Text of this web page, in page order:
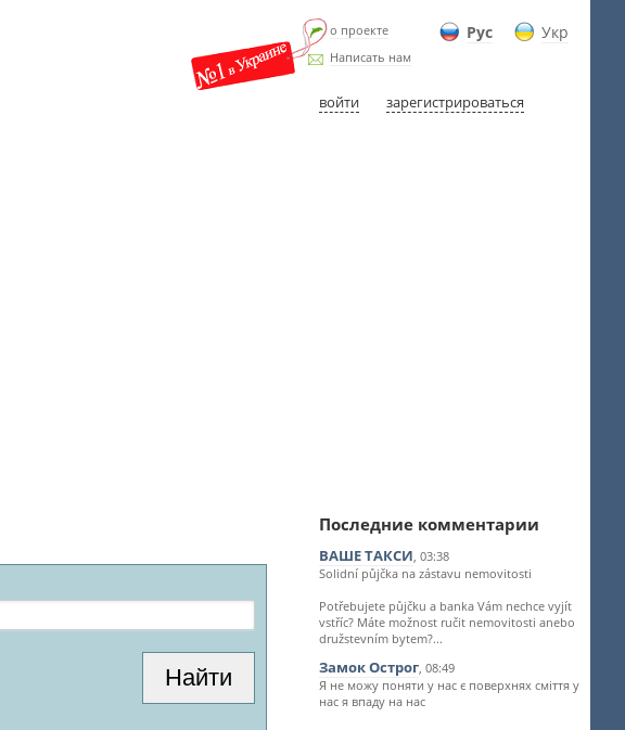
Рус Укр
о проекте
Написать нам
войти зарегистрироваться
Последние комментарии
ВАШЕ ТАКСИ, 03:38
Solidní půjčka na zástavu nemovitosti
Potřebujete půjčku a banka Vám nechce vyjít
vstříc? Máte možnost ručit nemovitosti anebo
družstevním bytem?...
Замок Острог, 08:49
Я не можу поняти у нас є поверхнях сміття у
нас я впаду на нас